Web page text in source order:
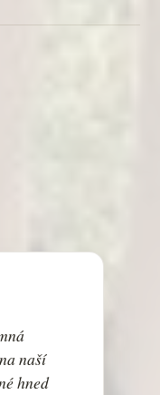
naší
hned